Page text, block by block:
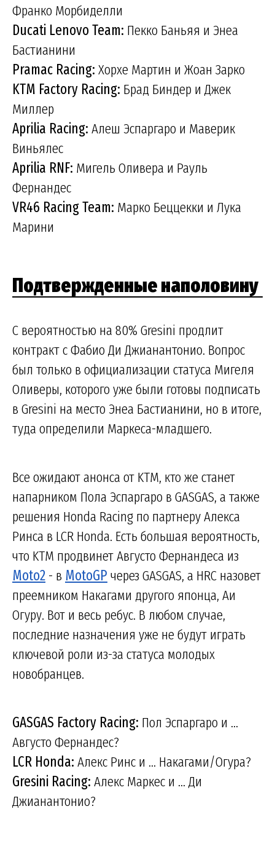
Франко Морбиделли
Ducati Lenovo Team: Пекко Баньяя и Энеа
Бастианини
Pramac Racing: Хорхе Мартин и Жоан Зарко
KTM Factory Racing: Брад Биндер и Джек
Миллер
Aprilia Racing: Алеш Эспаргаро и Маверик
Виньялес
Aprilia RNF: Мигель Оливера и Рауль
Фернандес
VR46 Racing Team: Марко Беццекки и Лука
Марини
Подтвержденные наполовину
С вероятностью на 80% Gresini продлит
контракт с Фабио Ди Джианантонио. Вопрос
был только в официализации статуса Мигеля
Оливеры, которого уже были готовы подписать
в Gresini на место Энеа Бастианини, но в итоге,
туда определили Маркеса-младшего.
Все ожидают анонса от KTM, кто же станет
напарником Пола Эспаргаро в GASGAS, а также
решения Honda Racing по партнеру Алекса
Ринса в LCR Honda. Есть большая вероятность,
что KTM продвинет Августо Фернандеса из
Moto2 - в MotoGP через GASGAS, а HRC назовет
преемником Накагами другого японца, Аи
Огуру. Вот и весь ребус. В любом случае,
последние назначения уже не будут играть
ключевой роли из-за статуса молодых
новобранцев.
GASGAS Factory Racing: Пол Эспаргаро и ...
Августо Фернандес?
LCR Honda: Алекс Ринс и ... Накагами/Огура?
Gresini Racing: Алекс Маркес и ... Ди
Джианантонио?